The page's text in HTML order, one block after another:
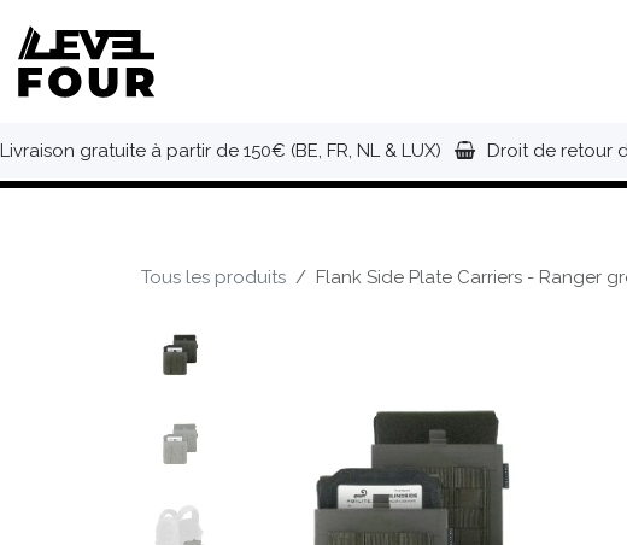
Livraison gratuite à partir de 150€ (BE, FR, NL & LUX) Droit de retour
Tous les produits Flank Side Plate Carriers - Ranger